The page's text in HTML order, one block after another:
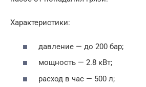
Характеристики:
давление — до 200 бар;
мощность — 2.8 кВт;
расход в час — 500 л;